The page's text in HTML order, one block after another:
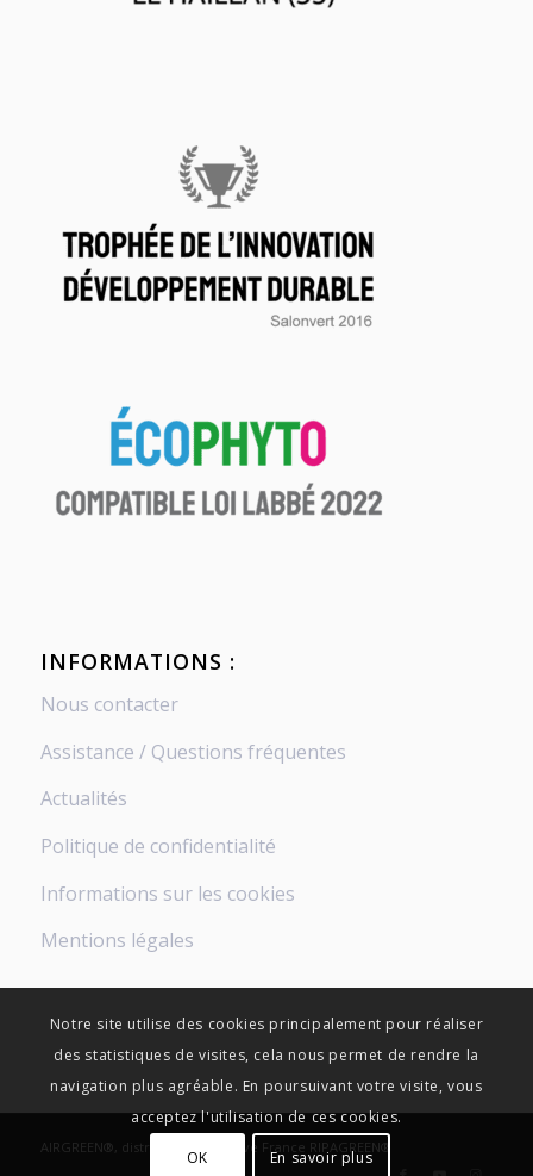
INFORMATIONS :
Nous contacter
Assistance / Questions fréquentes
Actualités
Politique de confidentialité
Informations sur les cookies
Mentions légales
AIRGREEN®, distribution exclusive France RIPAGREEN®
Notre site utilise des cookies principalement pour réaliser
des statistiques de visites, cela nous permet de rendre la
navigation plus agréable. En poursuivant votre visite, vous
acceptez l'utilisation de ces cookies.
OK En savoir plus